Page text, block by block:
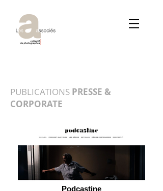
PUBLICATIONS PRESSE &
CORPORATE
Podcastine